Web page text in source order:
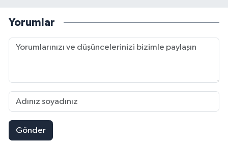
Yorumlar
Gönder